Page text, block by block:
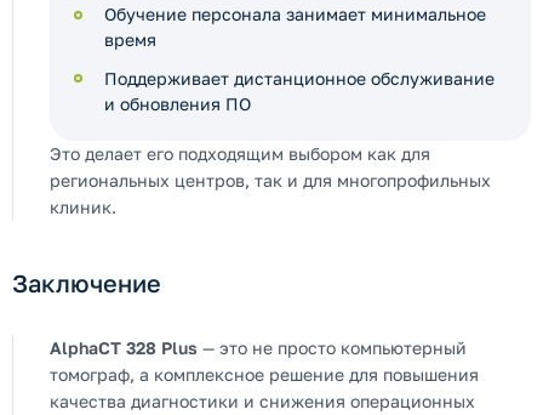
Обучение персонала занимает минимальное
время
Поддерживает дистанционное обслуживание
и обновления ПО
Это делает его подходящим выбором как для
региональных центров, так и для многопрофильных
клиник.
Заключение
AlphaCT 328 Plus — это не просто компьютерный
томограф, а комплексное решение для повышения
качества диагностики и снижения операционных